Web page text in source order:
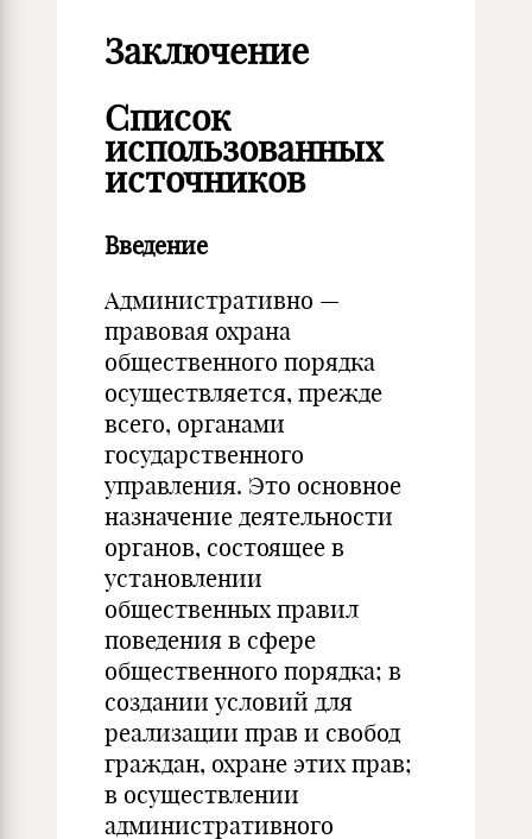
Заключение
Список
использованных
источников
Введение
Административно —
правовая охрана
общественного порядка
осуществляется, прежде
всего, органами
государственного
управления. Это основное
назначение деятельности
органов, состоящее в
установлении
общественных правил
поведения в сфере
общественного порядка; в
создании условий для
реализации прав и свобод
граждан, охране этих прав;
в осуществлении
административного